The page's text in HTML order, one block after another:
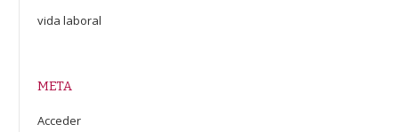
vida laboral
META
Acceder